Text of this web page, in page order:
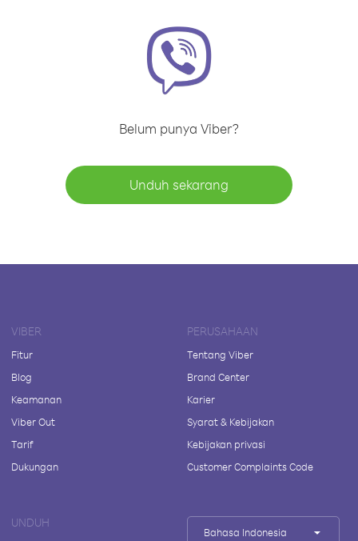
Belum punya Viber?
Unduh sekarang
VIBER
Fitur
Blog
Keamanan
Viber Out
Tarif
Dukungan
PERUSAHAAN
Tentang Viber
Brand Center
Karier
Syarat & Kebijakan
Kebijakan privasi
Customer Complaints Code
UNDUH
Bahasa Indonesia